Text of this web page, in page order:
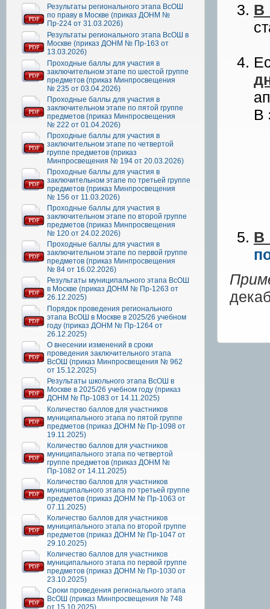
Результаты регионального этапа ВсОШ
по праву в Москве (приказ ДОНМ №
Пр-224 от 31.03.2026)
Результаты регионального этапа ВсОШ в
Москве (приказ ДОНМ № Пр-163 от
13.03.2026)
Проходные баллы для участия в
заключительном этапе по шестой группе
предметов (приказ Минпросвещения
№ 235 от 03.04.2026)
Проходные баллы для участия в
заключительном этапе по пятой группе
предметов (приказ Минпросвещения
№ 222 от 01.04.2026)
Проходные баллы для участия в
заключительном этапе по четвертой
группе предметов (приказ
Минпросвещения № 194 от 20.03.2026)
Проходные баллы для участия в
заключительном этапе по третьей группе
предметов (приказ Минпросвещения
№ 156 от 11.03.2026)
Проходные баллы для участия в
заключительном этапе по второй группе
предметов (приказ Минпросвещения
№ 120 от 24.02.2026)
Проходные баллы для участия в
заключительном этапе по первой группе
предметов (приказ Минпросвещения
№ 84 от 16.02.2026)
Результаты муниципального этапа ВсОШ
в Москве (приказ ДОНМ № Пр-1263 от
26.12.2025)
Порядок проведения регионального
этапа ВсОШ в Москве в 2025/26 учебном
году (приказ ДОНМ № Пр-1264 от
26.12.2025)
О внесении изменений в сроки
проведения заключительного этапа
ВсОШ (приказ Минпросвещения № 962
от 15.12.2025)
Результаты школьного этапа ВсОШ в
Москве в 2025/26 учебном году (приказ
ДОНМ № Пр-1083 от 14.11.2025)
Количество баллов для участников
муниципального этапа по пятой группе
предметов (приказ ДОНМ № Пр-1098 от
19.11.2025)
Количество баллов для участников
муниципального этапа по четвертой
группе предметов (приказ ДОНМ №
Пр-1082 от 14.11.2025)
Количество баллов для участников
муниципального этапа по третьей группе
предметов (приказ ДОНМ № Пр-1063 от
07.11.2025)
Количество баллов для участников
муниципального этапа по второй группе
предметов (приказ ДОНМ № Пр-1047 от
29.10.2025)
Количество баллов для участников
муниципального этапа по первой группе
предметов (приказ ДОНМ № Пр-1030 от
23.10.2025)
Сроки проведения регионального этапа
ВсОШ (приказ Минпросвещения № 748
от 15.10.2025)
В
В
В